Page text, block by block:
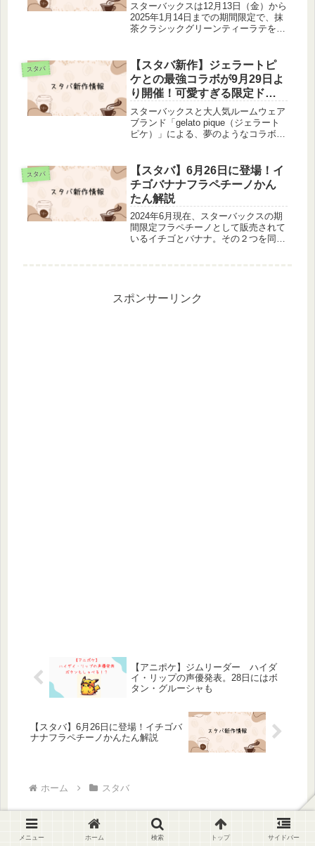
スターバックスは12月13日（金）から
2025年1月14日までの期間限定で、抹
茶クラシックグリーンティーラテを販
抹茶クラシックグリーンティーラテの
特徴とカロリーについて紹介...
スタバ
【スタバ新作】ジェラートピ
ケとの最強コラボが9月29日よ
り開催！可愛すぎる限定ドリ
ンク＆グッズを見逃すな！
スターバックスと大人気ルームウェア
ブランド「gelato pique（ジェラート
ピケ）」による、夢のようなコラボレ
マパーティー”をテーマにした今回の
コラボは、頑張る毎日に...
スタバ
【スタバ】6月26日に登場！イ
チゴバナナフラペチーノかん
たん解説
2024年6月現在、スターバックスの期
間限定フラペチーノとして販売されて
いるイチゴとバナナ。その２つを同時
スポンサーリンク
【アニポケ】ジムリーダー ハイダ
イ・リップの声優発表。28日にはボ
タン・グルーシャも
【スタバ】6月26日に登場！イチゴバ
ナナフラペチーノかんたん解説
ホーム スタバ
メニュー ホーム 検索 トップ サイドバー